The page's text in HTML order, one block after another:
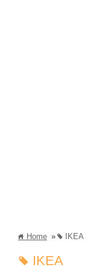
home Home » tag IKEA
tag IKEA